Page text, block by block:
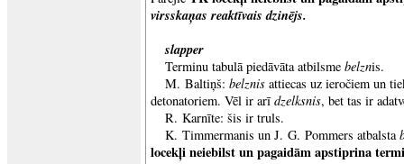
virsskaņas reaktīvais dzinējs.
slapper
Terminu tabulā piedāvāta atbilsme belznis.
M. Baltiņš: belznis attiecas uz ieročiem un
detonatoriem. Vēl ir arīdzelksnis, bet tas ir
R. Karnīte: šis ir truls.
K. Timmermanis un J. G. Pommers atbalsta
locekļi neiebilst un pagaidām apstiprina